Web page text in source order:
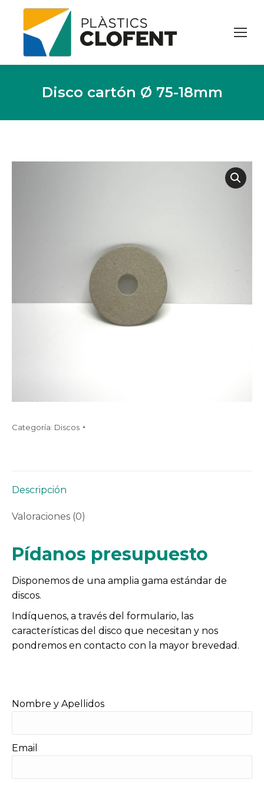
Disco cartón Ø 75-18mm
Categoría: Discos
Descripción
Valoraciones (0)
Pídanos presupuesto
Disponemos de una amplia gama estándar de
discos.
Indíquenos, a través del formulario, las
características del disco que necesitan y nos
pondremos en contacto con la mayor brevedad.
Nombre y Apellidos
Email